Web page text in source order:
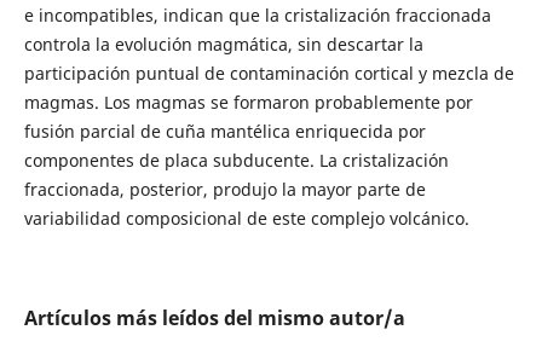
e incompatibles, indican que la cristalización fraccionada
controla la evolución magmática, sin descartar la
participación puntual de contaminación cortical y mezcla de
magmas. Los magmas se formaron probablemente por
fusión parcial de cuña mantélica enriquecida por
componentes de placa subducente. La cristalización
fraccionada, posterior, produjo la mayor parte de
variabilidad composicional de este complejo volcánico.
Artículos más leídos del mismo autor/a